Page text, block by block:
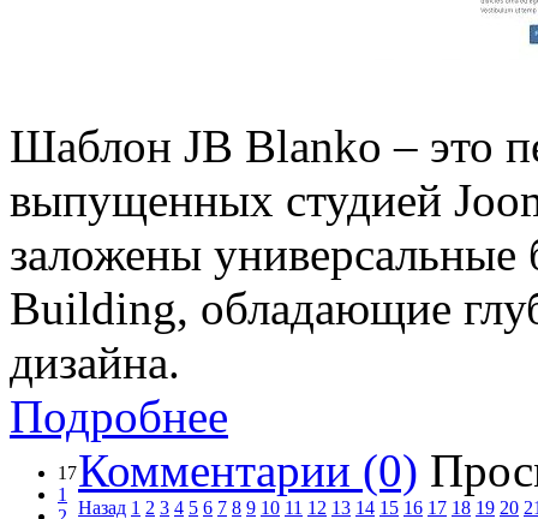
Шаблон JB Blanko – это
выпущенных студией
заложены универсальные
Building, обладающие
дизайна.
Подробнее
17
1
Комментарии (0)
Назад 1 2 3 4 5 6 7 8 9 10 11 12 13 14 15 16 17 18 19 20